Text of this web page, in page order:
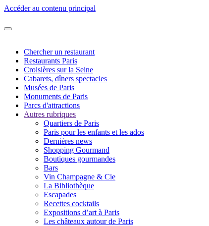
Accéder au contenu principal
Chercher un restaurant
Restaurants Paris
Croisières sur la Seine
Cabarets, dîners spectacles
Musées de Paris
Monuments de Paris
Parcs d'attractions
Autres rubriques
Quartiers de Paris
Paris pour les enfants et les ados
Dernières news
Shopping Gourmand
Boutiques gourmandes
Bars
Vin Champagne & Cie
La Bibliothèque
Escapades
Recettes cocktails
Expositions d’art à Paris
Les châteaux autour de Paris